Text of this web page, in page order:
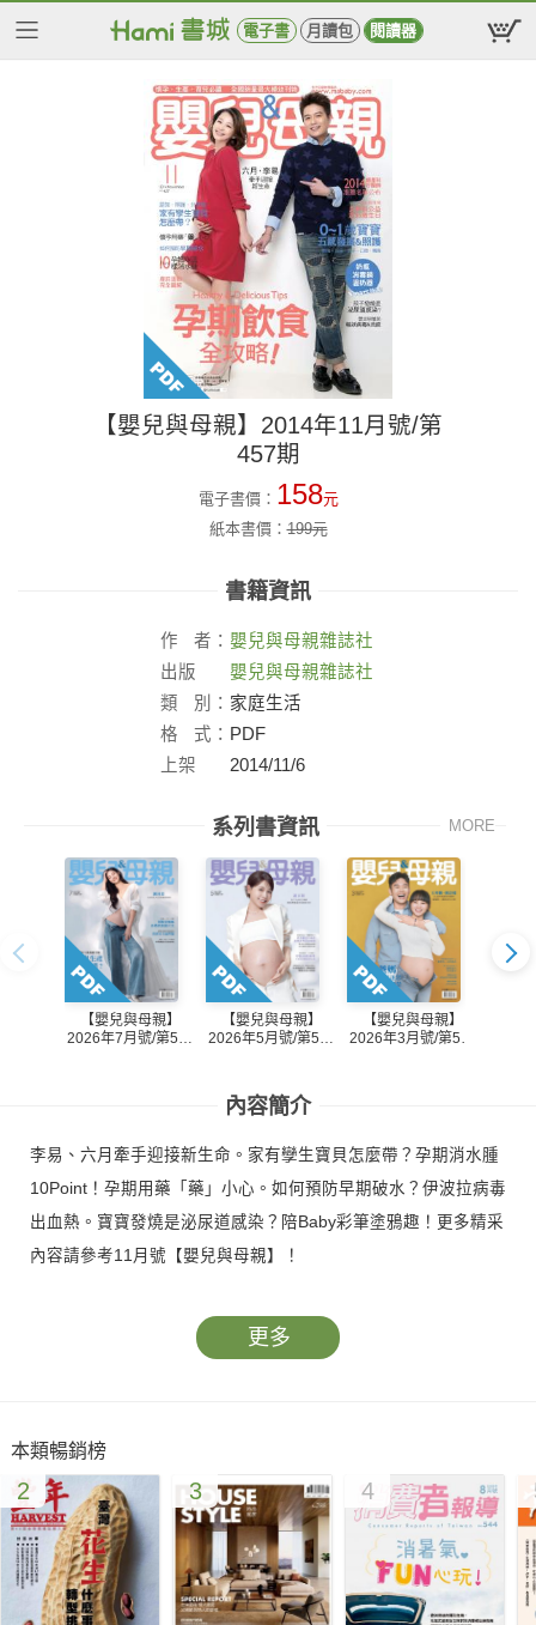
電子書 月讀包 閱讀器
【嬰兒與母親】2014年11月號/第
457期
電子書價： 158元
紙本書價：199元
書籍資訊
作 者： 嬰兒與母親雜誌社
出版
社：
嬰兒與母親雜誌社
類
別： 家庭生活
格
式： PDF
上架
2014/11/6
系列書資訊 MORE
【嬰兒與母親】
2026年7月號/第588
【嬰兒與母親】
2026年5月號/第587
【嬰兒與母親】
2026年3月號/第586
內容簡介
李易、六月牽手迎接新生命。家有孿生寶貝怎麼帶？孕期消水腫
10Point！孕期用藥「藥」小心。如何預防早期破水？伊波拉病毒
出血熱。寶寶發燒是泌尿道感染？陪Baby彩筆塗鴉趣！更多精采
內容請參考11月號【嬰兒與母親】！
更多
本類暢銷榜
2 3 4